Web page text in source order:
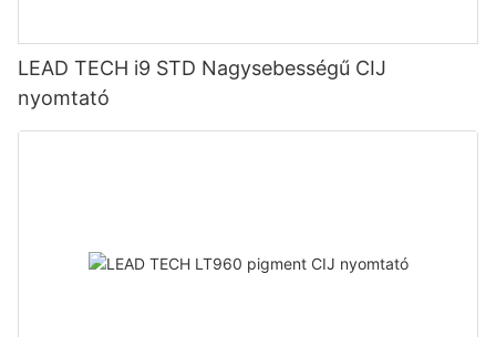
LEAD TECH i9 STD Nagysebességű CIJ
nyomtató